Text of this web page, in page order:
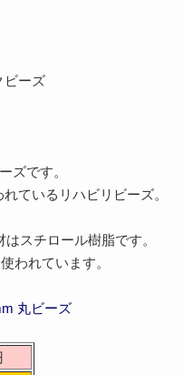
ーズ
ズです。
ているリハビリビーズ。
スチロール樹脂です。
われています。
丸ビーズ